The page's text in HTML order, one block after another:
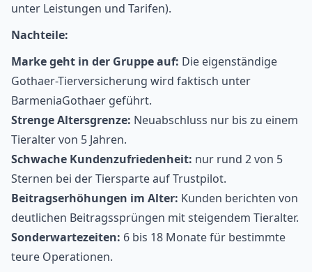
unter Leistungen und Tarifen).
Nachteile:
Marke geht in der Gruppe auf: Die eigenständige
Gothaer-Tierversicherung wird faktisch unter
BarmeniaGothaer geführt.
Strenge Altersgrenze: Neuabschluss nur bis zu einem
Tieralter von 5 Jahren.
Schwache Kundenzufriedenheit: nur rund 2 von 5
Sternen bei der Tiersparte auf Trustpilot.
Beitragserhöhungen im Alter: Kunden berichten von
deutlichen Beitragssprüngen mit steigendem Tieralter.
Sonderwartezeiten: 6 bis 18 Monate für bestimmte
teure Operationen.